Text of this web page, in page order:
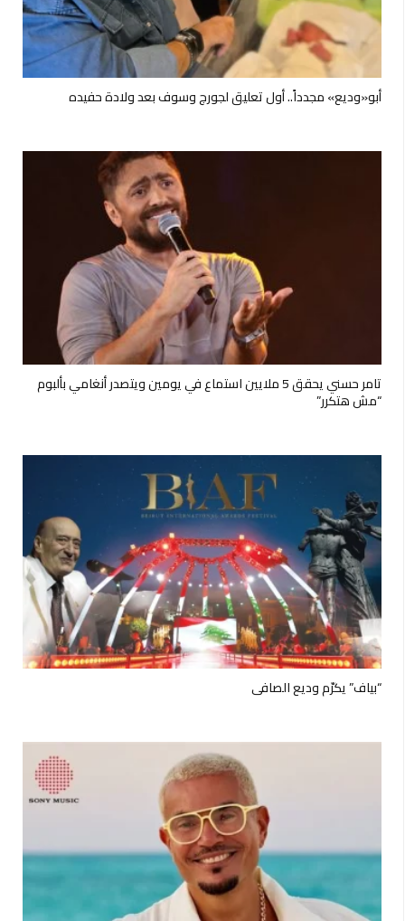
أبو«وديع» مجدداً.. أول تعليق لجورج وسوف بعد ولادة حفيده
تامر حسني يحقق 5 ملايين استماع في يومين ويتصدر أنغامي بألبوم
“مش هتكرر”
“بياف” يكرّم وديع الصافي